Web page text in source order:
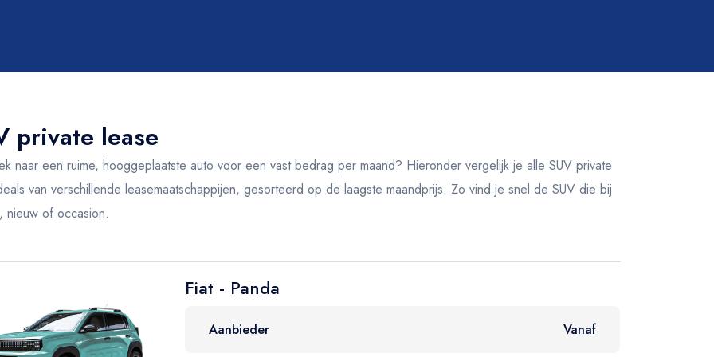
private lease
naar een ruime, hooggeplaatste auto voor een vast bedrag per maand? Hieronder vergelijk je alle SUV private
van verschillende leasemaatschappijen, gesorteerd op de laagste maandprijs. Zo vind je snel de SUV die bij
nieuw of occasion.
Transmissie
Handgeschakeld
Automaat
Brandstof
Hybride
Benzine
Alle
Stationwagen
Fiat - Panda
Aanbieder Vanaf